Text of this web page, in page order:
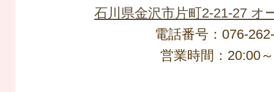
石川県金沢市片町2-21-27 オ
電話番号：076-
営業時間：20:00